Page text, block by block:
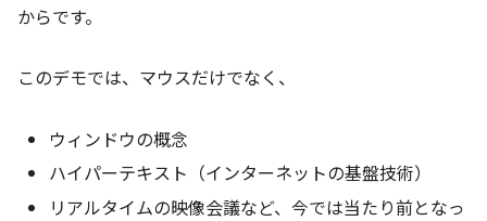
からです。
このデモでは、マウスだけでなく、
ウィンドウの概念
ハイパーテキスト（インターネットの基盤技術）
リアルタイムの映像会議など、今では当たり前となっ